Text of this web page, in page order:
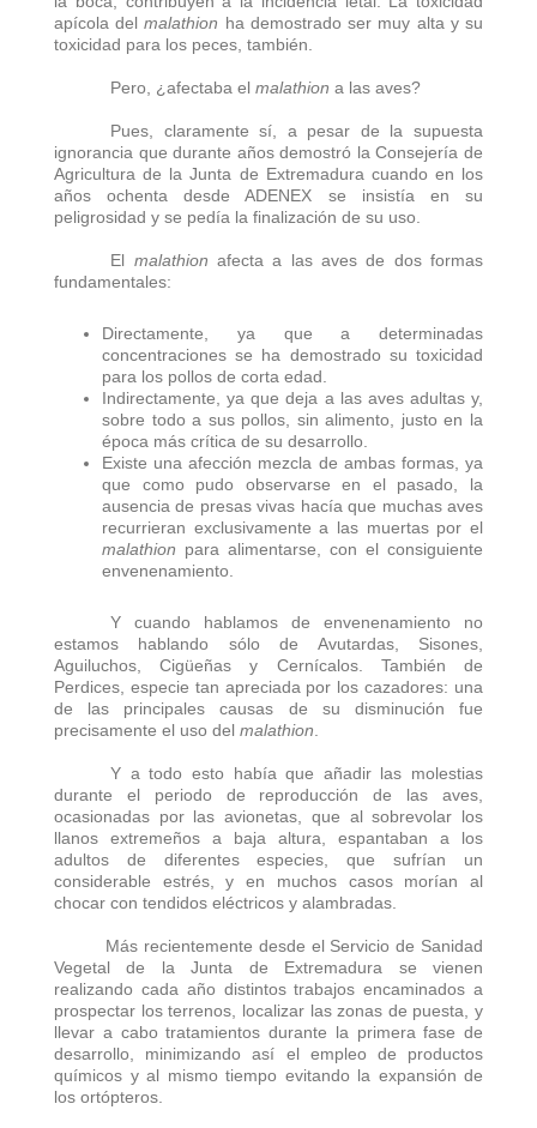
apícola delmalathion ha demostrado ser muy alta y su
toxicidad para los peces, también.
Pero, ¿afectaba elmalathion a las aves?
Pues, claramente sí, a pesar de la supuesta
ignorancia que durante años demostró la Consejería de
Agricultura de la Junta de Extremadura cuando en los
años ochenta desde ADENEX se insistía en su
peligrosidad y se pedía la finalización de su uso.
El malathion afecta a las aves de dos formas
fundamentales:
Directamente, ya que a determinadas
concentraciones se ha demostrado su toxicidad
para los pollos de corta edad.
Indirectamente, ya que deja a las aves adultas y,
sobre todo a sus pollos, sin alimento, justo en la
época más crítica de su desarrollo.
Existe una afección mezcla de ambas formas, ya
que como pudo observarse en el pasado, la
ausencia de presas vivas hacía que muchas aves
recurrieran exclusivamente a las muertas por el
malathion para alimentarse, con el consiguiente
envenenamiento.
Y cuando hablamos de envenenamiento no
estamos hablando sólo de Avutardas, Sisones,
Aguiluchos, Cigüeñas y Cernícalos. También de
Perdices, especie tan apreciada por los cazadores: una
de las principales causas de su disminución fue
precisamente el uso del malathion
Y a todo esto había que añadir las molestias
durante el periodo de reproducción de las aves,
ocasionadas por las avionetas, que al sobrevolar los
llanos extremeños a baja altura, espantaban a los
adultos de diferentes especies, que sufrían un
considerable estrés, y en muchos casos morían al
chocar con tendidos eléctricos y alambradas.
Más recientemente desde el Servicio de Sanidad
Vegetal de la Junta de Extremadura se vienen
realizando cada año distintos trabajos encaminados a
prospectar los terrenos, localizar las zonas de puesta, y
llevar a cabo tratamientos durante la primera fase de
desarrollo, minimizando así el empleo de productos
químicos y al mismo tiempo evitando la expansión de
los ortópteros.